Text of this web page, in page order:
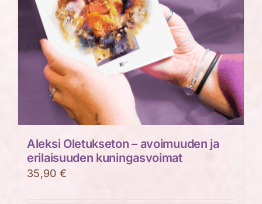
Aleksi Oletukseton – avoimuuden ja
erilaisuuden kuningasvoimat
35,90 €